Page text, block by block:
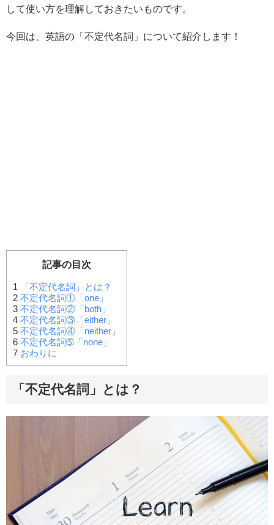
して使い方を理解しておきたいものです。
今回は、英語の「不定代名詞」について紹介します！
記事の目次
1 「不定代名詞」とは？
2 不定代名詞①「one」
3 不定代名詞②「both」
4 不定代名詞③「either」
5 不定代名詞④「neither」
6 不定代名詞➄「none」
7 おわりに
「不定代名詞」とは？